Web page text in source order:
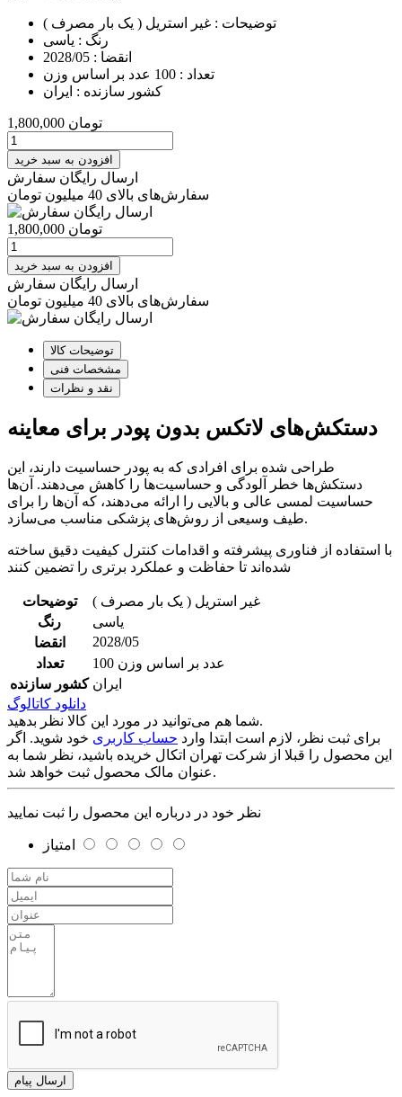
توضیحات : غیر استریل ( یک بار مصرف )
رنگ : یاسی
انقضا : 2028/05
تعداد : 100 عدد بر اساس وزن
کشور سازنده : ایران
1,800,000 تومان
افزودن به سبد خرید
ارسال رایگان سفارش
سفارش‌های بالای 40 میلیون تومان
1,800,000 تومان
افزودن به سبد خرید
ارسال رایگان سفارش
سفارش‌های بالای 40 میلیون تومان
توضیحات کالا
مشخصات فنی
نقد و نظرات
دستکش‌های لاتکس بدون پودر برای معاینه
طراحی شده برای افرادی که به پودر حساسیت دارند، این
دستکش‌ها خطر آلودگی و حساسیت‌ها را کاهش می‌دهند. آن‌ها
حساسیت لمسی عالی و بالایی را ارائه می‌دهند، که آن‌ها را برای
طیف وسیعی از روش‌های پزشکی مناسب می‌سازد.
با استفاده از فناوری پیشرفته و اقدامات کنترل کیفیت دقیق ساخته
شده‌اند تا حفاظت و عملکرد برتری را تضمین کنند
توضیحات
غیر استریل ( یک بار مصرف )
رنگ
یاسی
انقضا
2028/05
تعداد
100 عدد بر اساس وزن
کشور سازنده ایران
دانلود کاتالوگ
شما هم می‌توانید در مورد این کالا نظر بدهید.
برای ثبت نظر، لازم است ابتدا وارد حساب کاربری خود شوید. اگر
این محصول را قبلا از شرکت تهران اتکال خریده باشید، نظر شما به
عنوان مالک محصول ثبت خواهد شد.
نظر خود در درباره این محصول را ثبت نمایید
امتیاز
ارسال پیام